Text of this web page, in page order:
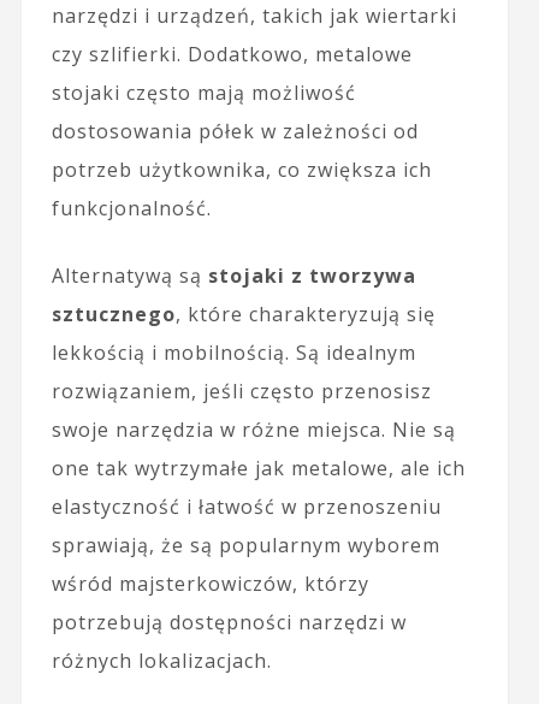
narzędzi i urządzeń, takich jak wiertarki
czy szlifierki. Dodatkowo, metalowe
stojaki często mają możliwość
dostosowania półek w zależności od
potrzeb użytkownika, co zwiększa ich
funkcjonalność.
Alternatywą są stojaki z tworzywa
sztucznego, które charakteryzują się
lekkością i mobilnością. Są idealnym
rozwiązaniem, jeśli często przenosisz
swoje narzędzia w różne miejsca. Nie są
one tak wytrzymałe jak metalowe, ale ich
elastyczność i łatwość w przenoszeniu
sprawiają, że są popularnym wyborem
wśród majsterkowiczów, którzy
potrzebują dostępności narzędzi w
różnych lokalizacjach.